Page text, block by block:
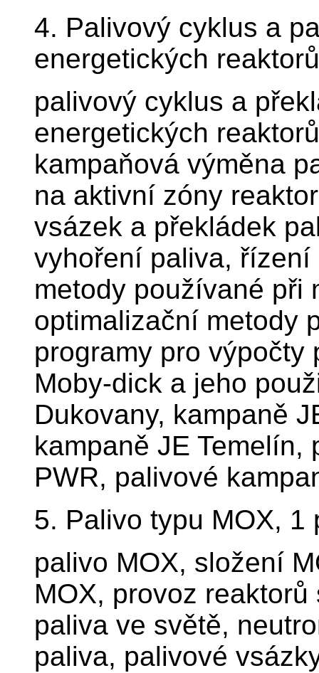
4. Palivový cyklus a
energetických
palivový cyklus a
energetických
kampaňová výměna
na aktivní zóny
vsázek a překládek
vyhoření paliva,
metody používané při
optimalizační metody
programy pro výpočty
Moby-dick a jeho
Dukovany, kampaně
kampaně JE
PWR, palivové
5. Palivo typu MOX, 1
palivo MOX, složení
MOX, provoz
paliva ve světě,
paliva, palivové